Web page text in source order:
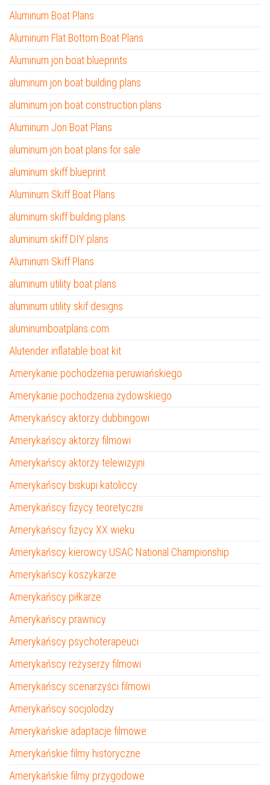
Aluminum Boat Plans
Aluminum Flat Bottom Boat Plans
Aluminum jon boat blueprints
aluminum jon boat building plans
aluminum jon boat construction plans
Aluminum Jon Boat Plans
aluminum jon boat plans for sale
aluminum skiff blueprint
Aluminum Skiff Boat Plans
aluminum skiff building plans
aluminum skiff DIY plans
Aluminum Skiff Plans
aluminum utility boat plans
aluminum utility skif designs
aluminumboatplans.com
Alutender inflatable boat kit
Amerykanie pochodzenia peruwiańskiego
Amerykanie pochodzenia żydowskiego
Amerykańscy aktorzy dubbingowi
Amerykańscy aktorzy filmowi
Amerykańscy aktorzy telewizyjni
Amerykańscy biskupi katoliccy
Amerykańscy fizycy teoretyczni
Amerykańscy fizycy XX wieku
Amerykańscy kierowcy USAC National Championship
Amerykańscy koszykarze
Amerykańscy piłkarze
Amerykańscy prawnicy
Amerykańscy psychoterapeuci
Amerykańscy reżyserzy filmowi
Amerykańscy scenarzyści filmowi
Amerykańscy socjolodzy
Amerykańskie adaptacje filmowe
Amerykańskie filmy historyczne
Amerykańskie filmy przygodowe